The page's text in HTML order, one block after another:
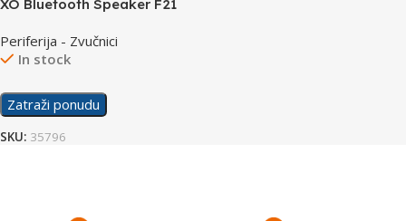
XO Bluetooth Speaker F21
Periferija - Zvučnici
In stock
Zatraži ponudu
SKU: 35796